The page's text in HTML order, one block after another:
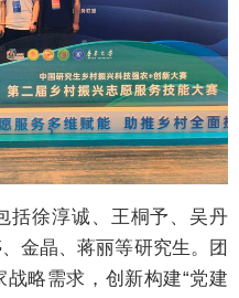
括徐淳诚、王桐予、吴丹
金晶、蒋丽等研究生。团
略需求，创新构建“党建